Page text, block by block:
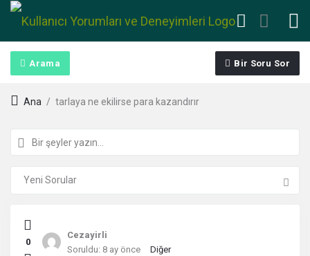
Arama Bir Soru Sor
Ana / tarlaya ne ekilirse para kazandırır
Kullanıcı
Yorumları
0
Cezayirli
Soruldu: 8 ay önce Diğer